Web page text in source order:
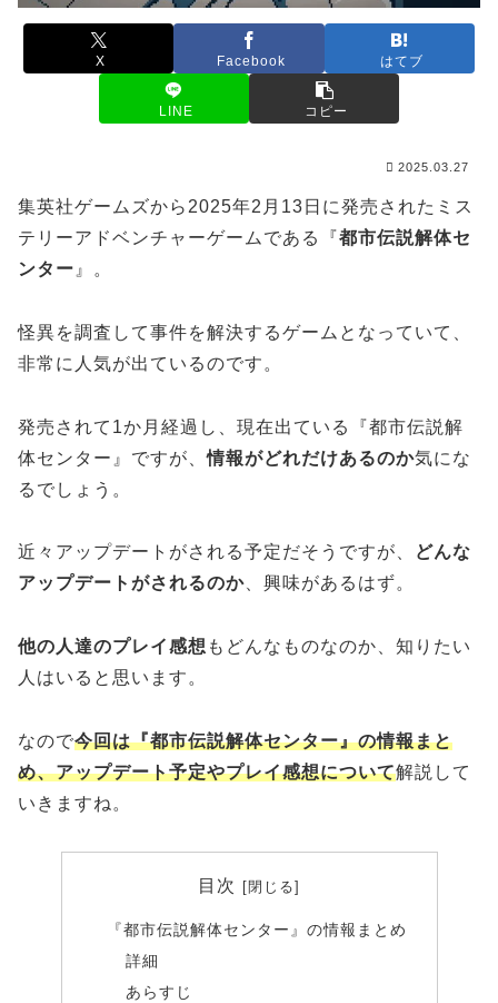
X Facebook はてブ
LINE コピー
2025.03.27
集英社ゲームズから2025年2月13日に発売されたミス
テリーアドベンチャーゲームである『都市伝説解体セ
ンター 』。
怪異を調査して事件を解決するゲームとなっていて、
非常に人気が出ているのです。
発売されて1か月経過し、現在出ている『都市伝説解
体センター』ですが、情報がどれだけあるのか気にな
るでしょう。
近々アップデートがされる予定だそうですが、
どんな
アップデートがされるのか、興味があるはず。
他の人達のプレイ感想 もどんなものなのか、知りたい
人はいると思います。
なので今回は『都市伝説解体センター』の情報まと
め、アップデート予定やプレイ感想について解説して
いきますね。
目次
『都市伝説解体センター』の情報まとめ
詳細
あらすじ